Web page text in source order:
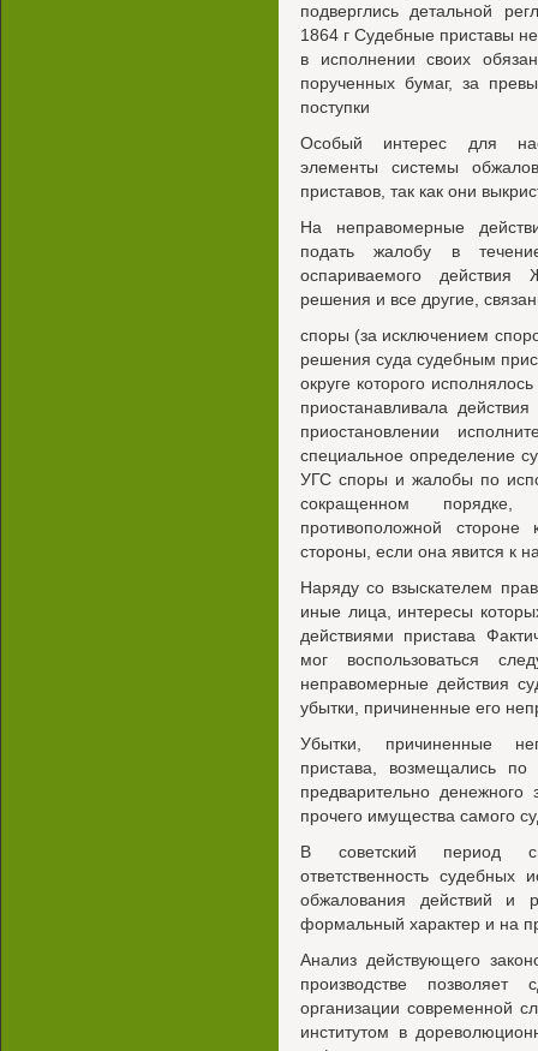
подверглись детальной
1864 г Судебные приставы
в исполнении своих
порученных бумаг, за
поступки
Особый интерес для
элементы системы
приставов, так как они
На неправомерные
подать жалобу в
оспариваемого
решения и все другие,
споры (за исключением
решения суда судебным
округе которого
приостанавливала
приостановлении
специальное определение
УГС споры и жалобы по
сокращенном порядке,
противоположной
стороны, если она явится к
Наряду со взыскателем
иные лица, интересы
действиями пристава
мог воспользоваться
неправомерные действия
убытки, причиненные его
Убытки, причиненные
пристава, возмещались
предварительно
прочего имущества самого
В советский период
ответственность судебных
обжалования действий и
формальный характер и на
Анализ действующего
производстве
организации современной
институтом в